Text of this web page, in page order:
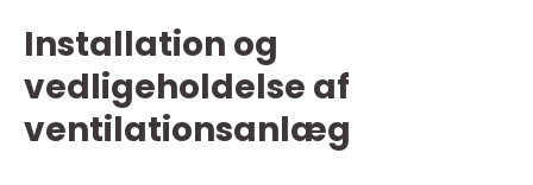
Installation og
vedligeholdelse af
ventilationsanlæg